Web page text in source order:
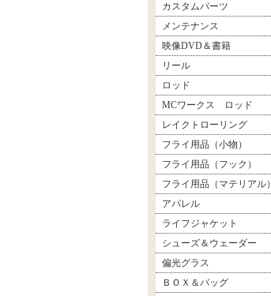
カスタムパーツ
メンテナンス
映像DVD＆書籍
リール
ロッド
MCワークス ロッド
レイクトローリング
フライ用品（小物）
フライ用品（フック）
フライ用品（マテリアル）
アパレル
ライフジャケット
シューズ＆ウェーダー
偏光グラス
ＢＯＸ＆バッグ